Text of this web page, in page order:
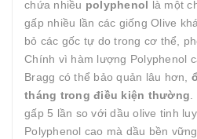
chứa nhiều polyphenol là một
gấp nhiều lần các giống Olive
bỏ các gốc tự do trong cơ thể,
Chính vì hàm lượng Polyphenol
Bragg có thể bảo quản lâu hơn,
tháng trong điều kiện thường
gấp 5 lần so với dầu olive tinh
Polyphenol cao mà dầu bền